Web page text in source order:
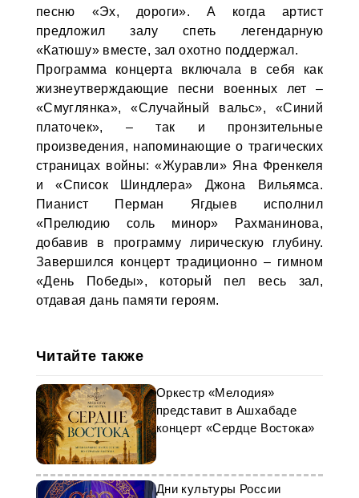
песню «Эх, дороги». А когда артист
предложил залу спеть легендарную
«Катюшу» вместе, зал охотно поддержал.
Программа концерта включала в себя как
жизнеутверждающие песни военных лет –
«Смуглянка», «Случайный вальс», «Синий
платочек», – так и пронзительные
произведения, напоминающие о трагических
страницах войны: «Журавли» Яна Френкеля
и «Список Шиндлера» Джона Вильямса.
Пианист Перман Ягдыев исполнил
«Прелюдию соль минор» Рахманинова,
добавив в программу лирическую глубину.
Завершился концерт традиционно – гимном
«День Победы», который пел весь зал,
отдавая дань памяти героям.
Читайте также
Оркестр «Мелодия»
представит в Ашхабаде
концерт «Сердце Востока»
Дни культуры России